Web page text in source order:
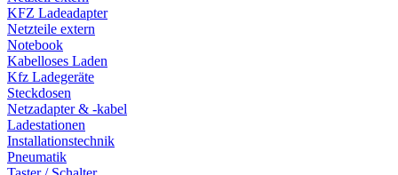
KFZ Ladeadapter
Netzteile extern
Notebook
Kabelloses Laden
Kfz Ladegeräte
Steckdosen
Netzadapter & -kabel
Ladestationen
Installationstechnik
Pneumatik